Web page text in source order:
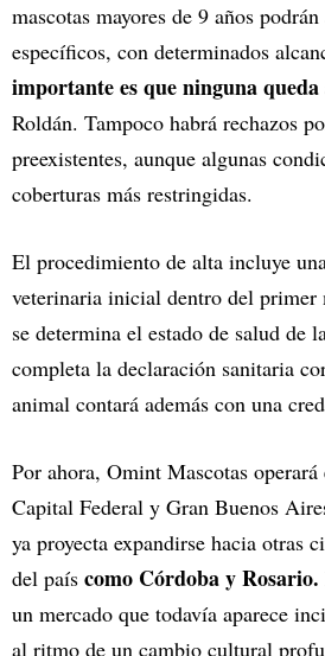
mascotas mayores de 9 años
específicos, con determinados
importante es que ninguna
Roldán. Tampoco habrá rechazos
preexistentes, aunque algunas
coberturas más restringidas.
El procedimiento de alta incluye
veterinaria inicial dentro del
se determina el estado de salud de
completa la declaración sanitaria
animal contará además con una
Por ahora, Omint Mascotas
Capital Federal y Gran Buenos
ya proyecta expandirse hacia otras
del país como Córdoba y Rosario.
un mercado que todavía aparece
al ritmo de un cambio cultural